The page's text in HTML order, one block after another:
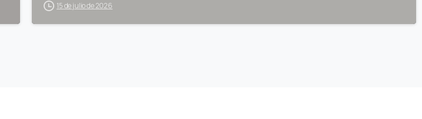
15 de julio de 2026